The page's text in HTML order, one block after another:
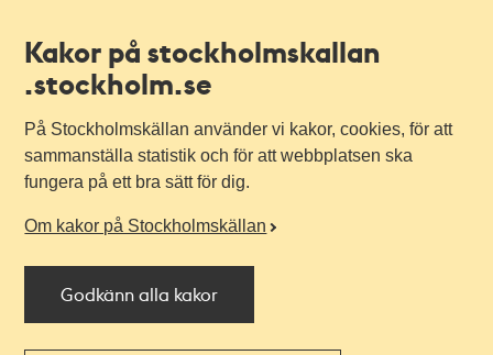
Kakor på stockholmskallan
.stockholm.se
På Stockholmskällan använder vi kakor, cookies, för att
sammanställa statistik och för att webbplatsen ska
fungera på ett bra sätt för dig.
Om kakor på Stockholmskällan
Godkänn alla kakor